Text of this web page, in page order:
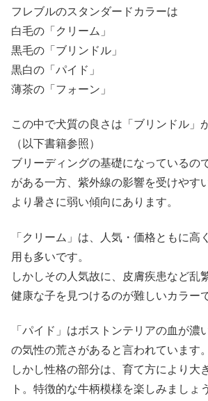
フレブルのスタンダードカラーは
白毛の「クリーム」
黒毛の「ブリンドル」
黒白の「パイド」
薄茶の「フォーン」
この中で犬質の良さは「ブリンドル」
（以下書籍参照）
ブリーディングの基礎になっているの
がある一方、紫外線の影響を受けやす
より暑さに弱い傾向にあります。
「クリーム」は、人気・価格ともに高
用も多いです。
しかしその人気故に、皮膚疾患など乱
健康な子を見つけるのが難しいカラー
「パイド」はボストンテリアの血が濃
の気性の荒さがあると言われています。
しかし性格の部分は、育て方により大
ト。特徴的な牛柄模様を楽しみましょ